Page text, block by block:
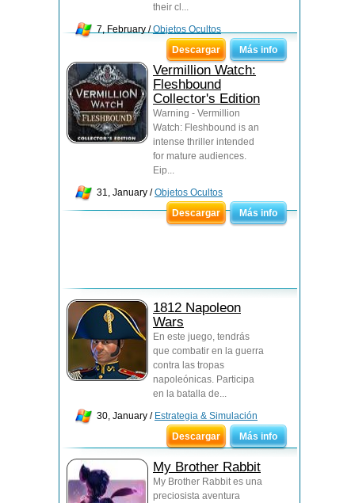
their cl...
7, February /Objetos Ocultos
Descargar
Más info
Vermillion Watch:
Fleshbound
Collector's Edition
Warning - Vermillion
Watch: Fleshbound is an
intense thriller intended
for mature audiences.
Eip...
31, January /Objetos Ocultos
Descargar
Más info
1812 Napoleon
Wars
En este juego, tendrás
que combatir en la guerra
contra las tropas
napoleónicas. Participa
en la batalla de...
30, January / Estrategia & Simulación
Descargar
Más info
My Brother Rabbit
My Brother Rabbit es una
preciosista aventura